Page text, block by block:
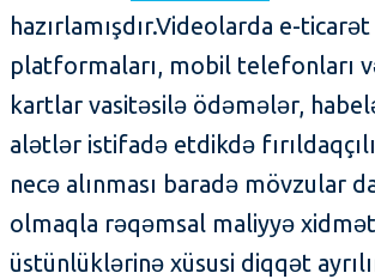
hazırlamışdır.Videolarda e-ticarət
platformaları, mobil telefonları
kartlar vasitəsilə ödəmələr,
alətlər istifadə etdikdə
necə alınması baradə mövzular
olmaqla rəqəmsal maliyyə
üstünlüklərinə xüsusi diqqət